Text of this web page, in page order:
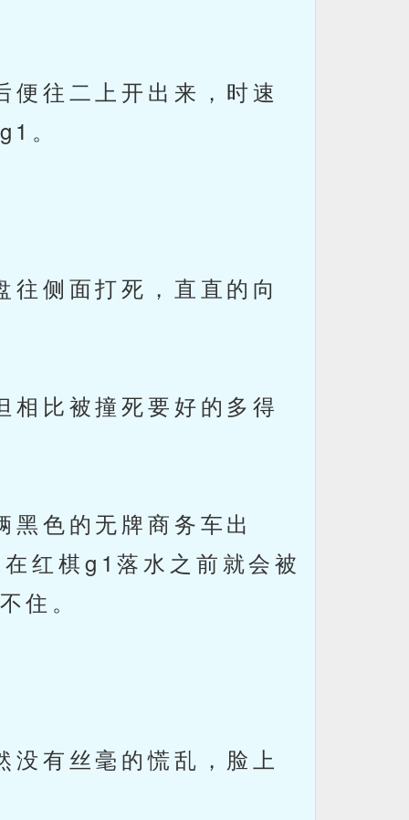
往二上开出来，时速
。
侧面打死，直直的向
比被撞死要好的多得
色的无牌商务车出
红棋g1落水之前就会被
住。
有丝毫的慌乱，脸上